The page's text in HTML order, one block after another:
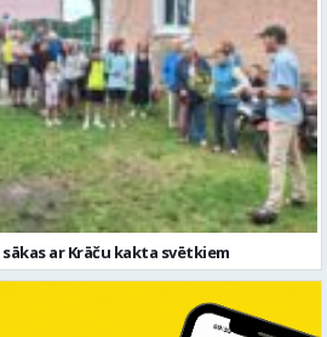
ar Krāču kakta svētkiem